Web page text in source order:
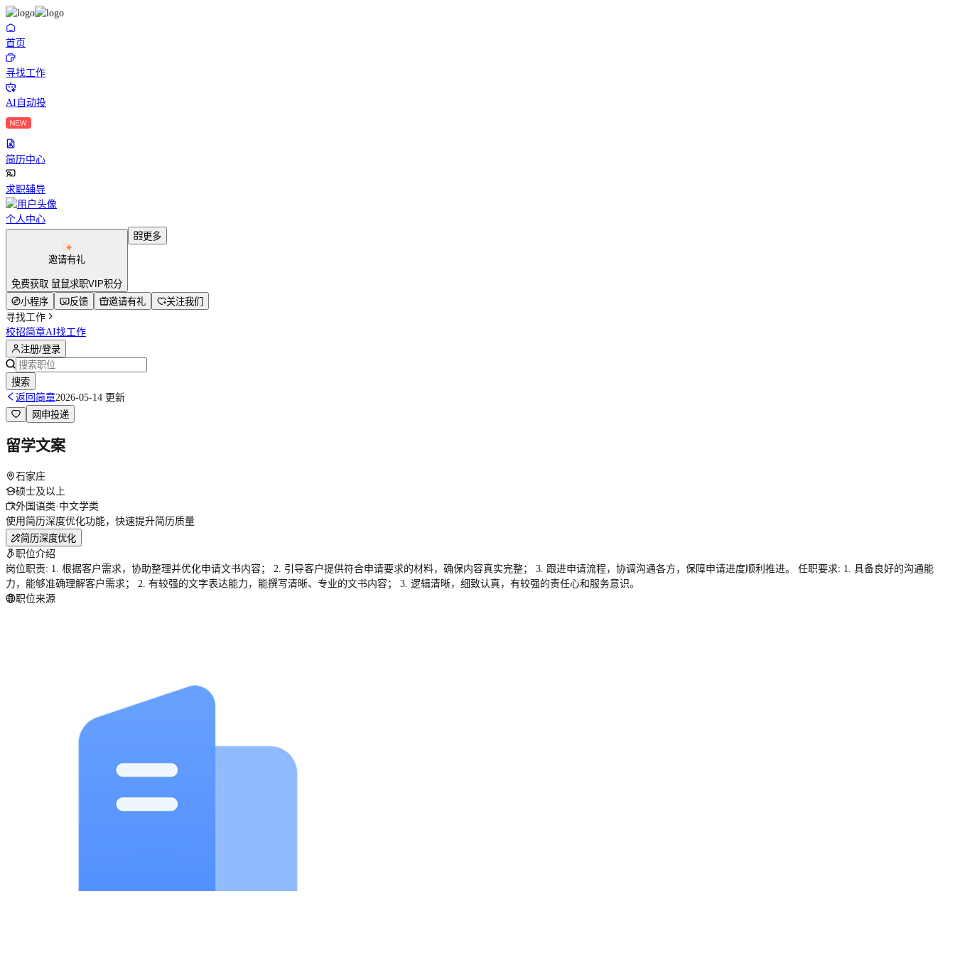
首页
寻找工作
AI自动投
简历中心
求职辅导
个人中心
邀请有礼
免费获取 鼠鼠求职VIP积分
更多
小程序 反馈 邀请有礼
关注我们
寻找工作
校招简章AI找工作
注册/登录
搜索
返回简章2026-05-14 更新
网申投递
留学文案
石家庄
硕士及以上
外国语类·中文学类
使用简历深度优化功能，快速提升简历质量
简历深度优化
职位介绍
岗位职责: 1. 根据客户需求，协助整理并优化申请文书内容； 2. 引导客户提供符合申请要求的材料，确保内容真实完整； 3. 跟进申请流程，协调沟通各方，保障申请进度顺利推进。 任职要求: 1. 具备良好的沟通能
力，能够准确理解客户需求； 2. 有较强的文字表达能力，能撰写清晰、专业的文书内容； 3. 逻辑清晰，细致认真，有较强的责任心和服务意识。
职位来源